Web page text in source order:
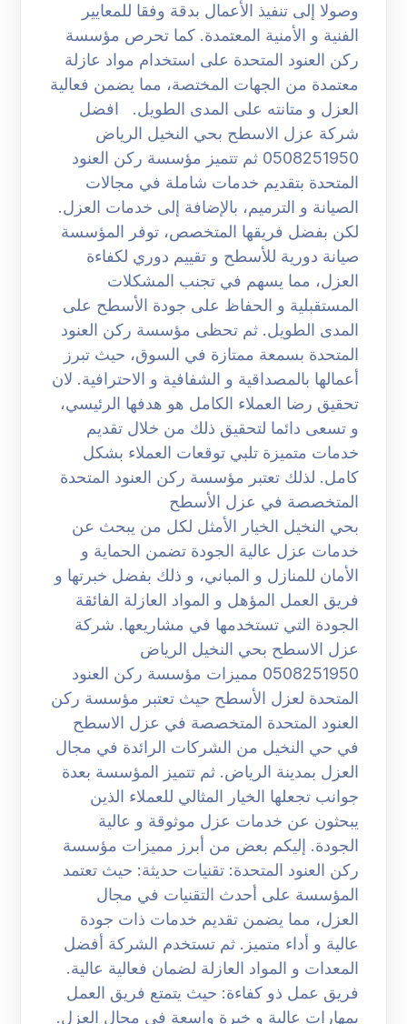
وصولا إلى تنفيذ الأعمال بدقة وفقا للمعايير
الفنية و الأمنية المعتمدة. كما تحرص مؤسسة
ركن العنود المتحدة على استخدام مواد عازلة
معتمدة من الجهات المختصة، مما يضمن فعالية
العزل و متانته على المدى الطويل. افضل
شركة عزل الاسطح بحي النخيل الرياض
0508251950 ثم تتميز مؤسسة ركن العنود
المتحدة بتقديم خدمات شاملة في مجالات
الصيانة و الترميم، بالإضافة إلى خدمات العزل.
لكن بفضل فريقها المتخصص، توفر المؤسسة
صيانة دورية للأسطح و تقييم دوري لكفاءة
العزل، مما يسهم في تجنب المشكلات
المستقبلية و الحفاظ على جودة الأسطح على
المدى الطويل. ثم تحظى مؤسسة ركن العنود
المتحدة بسمعة ممتازة في السوق، حيث تبرز
أعمالها بالمصداقية و الشفافية و الاحترافية. لان
تحقيق رضا العملاء الكامل هو هدفها الرئيسي،
و تسعى دائما لتحقيق ذلك من خلال تقديم
خدمات متميزة تلبي توقعات العملاء بشكل
كامل. لذلك تعتبر مؤسسة ركن العنود المتحدة
المتخصصة في عزل الأسطح
بحي النخيل الخيار الأمثل لكل من يبحث عن
خدمات عزل عالية الجودة تضمن الحماية و
الأمان للمنازل و المباني، و ذلك بفضل خبرتها و
فريق العمل المؤهل و المواد العازلة الفائقة
الجودة التي تستخدمها في مشاريعها. شركة
عزل الاسطح بحي النخيل الرياض
0508251950 مميزات مؤسسة ركن العنود
المتحدة لعزل الأسطح حيث تعتبر مؤسسة ركن
العنود المتحدة المتخصصة في عزل الاسطح
في حي النخيل من الشركات الرائدة في مجال
العزل بمدينة الرياض. ثم تتميز المؤسسة بعدة
جوانب تجعلها الخيار المثالي للعملاء الذين
يبحثون عن خدمات عزل موثوقة و عالية
الجودة. إليكم بعض من أبرز مميزات مؤسسة
ركن العنود المتحدة: تقنيات حديثة: حيث تعتمد
المؤسسة على أحدث التقنيات في مجال
العزل، مما يضمن تقديم خدمات ذات جودة
عالية و أداء متميز. ثم تستخدم الشركة أفضل
المعدات و المواد العازلة لضمان فعالية عالية.
فريق عمل ذو كفاءة: حيث يتمتع فريق العمل
بمهارات عالية و خبرة واسعة في مجال العزل.